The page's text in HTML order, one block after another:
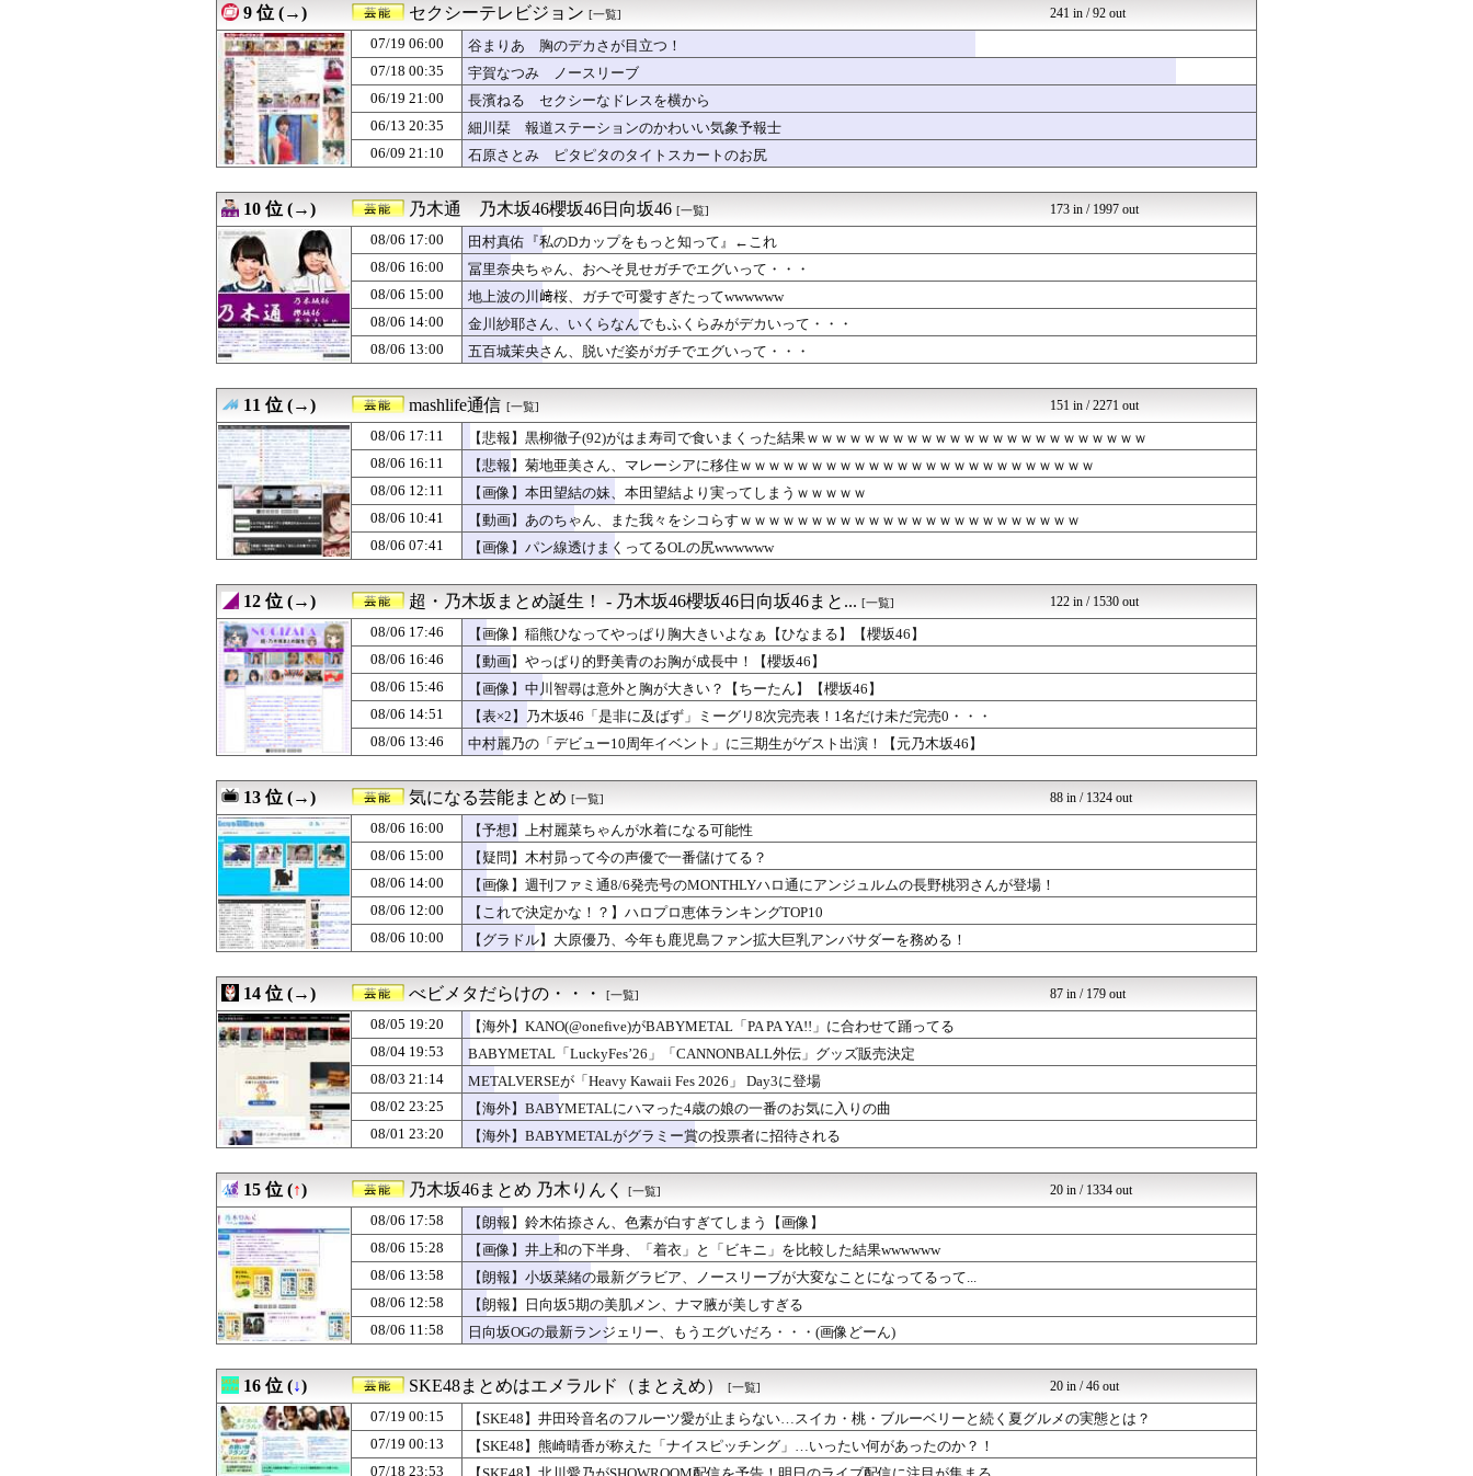
08/06 06:00
【画像】本田望結ちゃん、おピンク
気になる芸能まとめ
08/06 05:00
トラウデン直美キャスター うっすらと谷間の裾野！！【GIF動画あり】
アナきゃぷ速報
08/06 05:00
日向坂46藤嶌果歩、タンクトップおっぱいデッカ！横乳が揺れ過ぎ最高！
08/06 03:11
【画像】おまいらどれが好き？？？
08/06 02:00
刈川くるみアナ ノースリーブの巨乳！！
アナきゃぷ速報
08/06 01:41
【朗報】むちむち女子バレー選手さん、脱いでしまう💕（画像あり）
08/06 01:07
【画像】顔面最強の十味ちゃん、セクシーすぎるwwwwww「ヤンジャン」の水着グ...
08/06 00:19
【画像】お前ら好みのエッチなお○ぱい娘発見されるwvw
じわ速 芸能ニュースまとめ
08/06 00:10
【画像】SKE48太田彩夏さん、爆乳ランジェリー姿でファンを悩殺wwwwww1...
もきゅ速(*´ω`*)人(...
08/05 23:00
日比麻音子アナ うっすらと透ける！！
アナきゃぷ速報
08/05 22:45
【画像】元日向坂46影山優佳、純白ランジェリー姿を大解禁wwwww初フォトエッ...
もきゅ速(*´ω`*)人(...
08/05 22:19
【画像】女子アナがグラドルと衣装交換してみた結果、エッチすぎて視聴率爆上がりw...
08/05 21:27
【日向坂46】Zepp Osaka、客席が想像以上にヤバい…
08/05 21:19
【動画】ロングからショートにした美女のお○ぱいがエロすぎるwww
じわ速 芸能ニュースまとめ
08/05 21:00
伊原六花、ニットおっぱいデッカ！横乳の膨らみボインやんか最高！
08/05 20:42
“グラビア界のラスボス”、ふわふわの爆乳がドスケベすぎるwwwwww女優の豊島...
08/05 20:40
【日向坂46】初日から激アツの内容！！『三期生LIVE』大阪公演のセトリ・レポ...
日向坂46まとめ速報
08/05 20:00
白戸ゆめのアナ セクシーニットのノースリーブ巨乳！！【GIF動画あり】
アナきゃぷ速報
08/05 19:00
【画像】STU48中村舞、SEXYすぎるランジェリー姿を解禁wwwwwww2n...
もきゅ速(*´ω`*)人(...
08/05 17:00
宇賀神メグアナ 巨乳が微揺れ！！【GIF動画あり】
アナきゃぷ速報
08/05 16:00
で、このエロいケツしたやつって結局誰なんだよ
アイドル・女子アナ★吟じま...
08/05 15:42
【日向坂46】話題のグッズ、案の定売り切れ…
日向坂46まとめ速報
08/05 14:00
透け透け！！ 山本里菜アナ【GIF動画あり】
アナきゃぷ速報
08/05 12:06
【日向坂46】三期生LIVE、生配信が決定！
08/05 12:00
【注意】有識者「夜にコーヒー飲むの眠れなくなるぞ」←これ・・・・
ミーハー総研（ミーハー総合...
08/05 11:57
【日向坂46】藤嶌果歩写真集公式、お詫び
08/05 09:00
本田望結、おっぱいがでかいので「となりの人間乳宝」になってしまう
アイドル・女子アナ★吟じま...
08/05 02:51
Tommy heavenly6が約11年ぶりに楽曲リリース、活動再開の可能性は...
OTONARY
08/04 21:49
【日向坂46】あの件は触れるのか…？石塚瑶季のSR配信が決定
日向坂46まとめ速報
08/04 21:00
森山みなみアナ、お辞儀ニットおっぱい谷間を見せてるぞ！凄いじゃん
08/04 19:53
BABYMETAL「LuckyFes’26」「CANNONBALL外伝」グッズ...
08/04 12:00
【謎】関東そばチェーン店最大手の「富士そば」が関西進出しない理由がコチラ・・・...
ミーハー総研（ミーハー総合...
08/03 21:14
METALVERSEが「Heavy Kawaii Fes 2026」 Day3... べビメタだらけの・・・
9 位 (→) セクシーテレビジョン [一覧] 241 in / 92 out
07/19 06:00
谷まりあ 胸のデカさが目立つ！
07/18 00:35
宇賀なつみ ノースリーブ
06/19 21:00
長濱ねる セクシーなドレスを横から
06/13 20:35
細川栞 報道ステーションのかわいい気象予報士
06/09 21:10
石原さとみ ピタピタのタイトスカートのお尻
10 位 (→) 乃木通 乃木坂46櫻坂46日向坂46 [一覧] 173 in / 1997 out
08/06 17:00
田村真佑『私のDカップをもっと知って』←これ
08/06 16:00
冨里奈央ちゃん、おへそ見せガチでエグいって・・・
08/06 15:00
地上波の川﨑桜、ガチで可愛すぎたってwwwwww
08/06 14:00
金川紗耶さん、いくらなんでもふくらみがデカいって・・・
08/06 13:00
五百城茉央さん、脱いだ姿がガチでエグいって・・・
11 位 (→) mashlife通信 [一覧] 151 in / 2271 out
08/06 17:11
【悲報】黒柳徹子(92)がはま寿司で食いまくった結果ｗｗｗｗｗｗｗｗｗｗｗｗｗｗｗｗｗｗｗｗｗｗｗｗ
08/06 16:11
【悲報】菊地亜美さん、マレーシアに移住ｗｗｗｗｗｗｗｗｗｗｗｗｗｗｗｗｗｗｗｗｗｗｗｗｗ
08/06 12:11
【画像】本田望結の妹、本田望結より実ってしまうｗｗｗｗｗ
08/06 10:41
【動画】あのちゃん、また我々をシコらすｗｗｗｗｗｗｗｗｗｗｗｗｗｗｗｗｗｗｗｗｗｗｗｗ
08/06 07:41
【画像】パン線透けまくってるOLの尻wwwwww
12 位 (→) 超・乃木坂まとめ誕生！ - 乃木坂46櫻坂46日向坂46まと... [一覧] 122 in / 1530 out
08/06 17:46
【画像】稲熊ひなってやっぱり胸大きいよなぁ【ひなまる】【櫻坂46】
08/06 16:46
【動画】やっぱり的野美青のお胸が成長中！【櫻坂46】
08/06 15:46
【画像】中川智尋は意外と胸が大きい？【ちーたん】【櫻坂46】
08/06 14:51
【表×2】乃木坂46「是非に及ばず」ミーグリ8次完売表！1名だけ未だ完売0・・・
08/06 13:46
中村麗乃の「デビュー10周年イベント」に三期生がゲスト出演！【元乃木坂46】
13 位 (→) 気になる芸能まとめ [一覧] 88 in / 1324 out
08/06 16:00
【予想】上村麗菜ちゃんが水着になる可能性
08/06 15:00
【疑問】木村昴って今の声優で一番儲けてる？
08/06 14:00
【画像】週刊ファミ通8/6発売号のMONTHLYハロ通にアンジュルムの長野桃羽さんが登場！
08/06 12:00
【これで決定かな！？】ハロプロ恵体ランキングTOP10
08/06 10:00
【グラドル】大原優乃、今年も鹿児島ファン拡大巨乳アンバサダーを務める！
14 位 (→) べビメタだらけの・・・ [一覧] 87 in / 179 out
08/05 19:20
【海外】KANO(@onefive)がBABYMETAL「PA PA YA!!」に合わせて踊ってる
08/04 19:53
BABYMETAL「LuckyFes’26」「CANNONBALL外伝」グッズ販売決定
08/03 21:14
METALVERSEが「Heavy Kawaii Fes 2026」 Day3に登場
08/02 23:25
【海外】BABYMETALにハマった4歳の娘の一番のお気に入りの曲
08/01 23:20
【海外】BABYMETALがグラミー賞の投票者に招待される
15 位 (↑) 乃木坂46まとめ 乃木りんく [一覧] 20 in / 1334 out
08/06 17:58
【朗報】鈴木佑捺さん、色素が白すぎてしまう【画像】
08/06 15:28
【画像】井上和の下半身、「着衣」と「ビキニ」を比較した結果wwwwww
08/06 13:58
【朗報】小坂菜緒の最新グラビア、ノースリーブが大変なことになってるって...
08/06 12:58
【朗報】日向坂5期の美肌メン、ナマ腋が美しすぎる
08/06 11:58
日向坂OGの最新ランジェリー、もうエグいだろ・・・(画像どーん)
16 位 (↓) SKE48まとめはエメラルド（まとえめ） [一覧] 20 in / 46 out
07/19 00:15
【SKE48】井田玲音名のフルーツ愛が止まらない…スイカ・桃・ブルーベリーと続く夏グルメの実態とは？
07/19 00:13
【SKE48】熊崎晴香が称えた「ナイスピッチング」…いったい何があったのか？！
07/18 23:53